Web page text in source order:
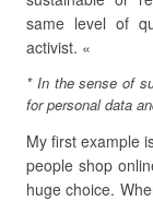
same level of
activist. «
* In the sense of
for personal data
My first example
people shop
huge choice.